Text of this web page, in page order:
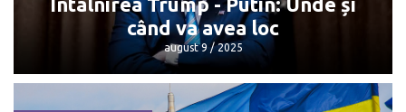
când va avea loc
august 9 / 2025